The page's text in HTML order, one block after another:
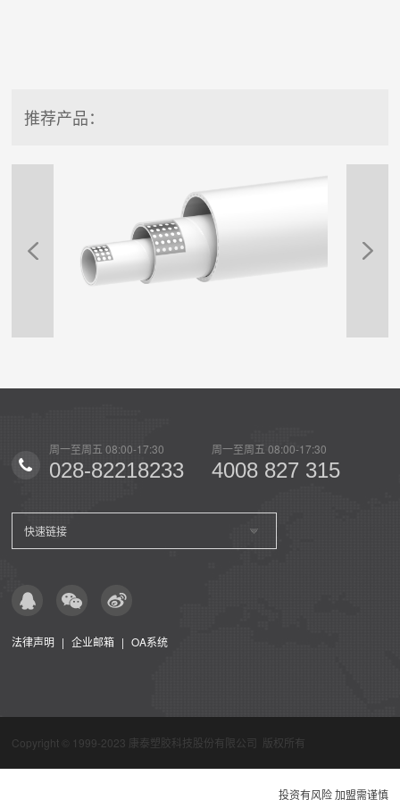
推荐产品：
周一至周五 08:00-17:30
028-82218233
周一至周五 08:00-17:30
4008 827 315
快速链接
法律声明 | 企业邮箱 | OA系统
Copyright © 1999-2023 康泰塑胶科技股份有限公司 版权所有
投资有风险 加盟需谨慎